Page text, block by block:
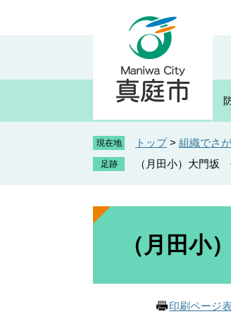
現在地 トップ > 組織でさ
（月田小）大門坂
本
（月田
印刷ページ